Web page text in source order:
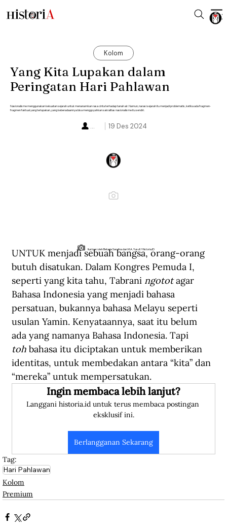
Kolom
Yang Kita Lupakan dalam
Peringatan Hari Pahlawan
Nasionalisme menggunakan kekuatan sejarah untuk menanamkan rasa cinta terhadap tanah air. Namun, narasi sejarah itu menjadi problematis, ketika ada fragmen-
fragmen faktual yang terlupakan, yang keberadaannya bisa menggoyahkan sakralitas nasionalisme itu sendiri.
19 Des 2024
...
Ilustrasi oleh Betaria Sarulina dan M.A. Yusuf/Historia.ID
UNTUK menjadi sebuah bangsa, orang-orang
butuh disatukan. Dalam Kongres Pemuda I,
seperti yang kita tahu, Tabrani ngotot agar
Bahasa Indonesia yang menjadi bahasa
persatuan, bukannya bahasa Melayu seperti
usulan Yamin. Kenyataannya, saat itu belum
ada yang namanya Bahasa Indonesia. Tapi
toh bahasa itu diciptakan untuk memberikan
identitas, untuk membedakan antara “kita” dan
“mereka” untuk mempersatukan.
Ingin membaca lebih lanjut?
Langgani historia.id untuk terus membaca postingan
eksklusif ini.
Berlangganan Sekarang
Tag:
Hari Pahlawan
Kolom
Premium